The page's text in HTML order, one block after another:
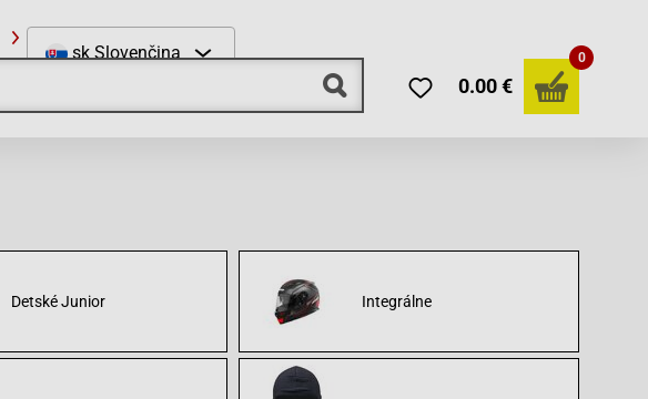
sk Slovenčina
0.00 €
0
Detské Junior Integrálne